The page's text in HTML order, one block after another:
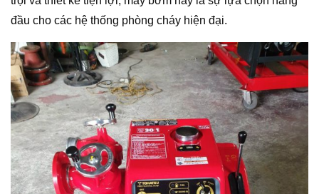
đầu cho các hệ thống phòng cháy hiện đại.